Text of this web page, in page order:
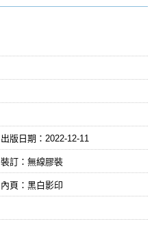
出版日期： 2022-12-11
裝訂：無線膠裝
內頁：黑白影印